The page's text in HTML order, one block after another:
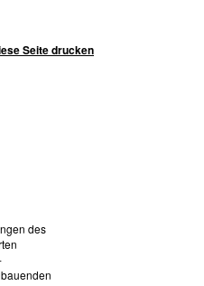
Seite drucken
des